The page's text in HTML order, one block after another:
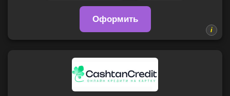
Оформить